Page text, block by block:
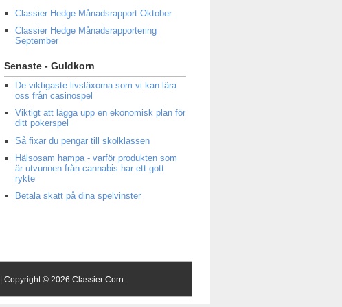
Classier Hedge Månadsrapport Oktober
Classier Hedge Månadsrapportering
September
Senaste - Guldkorn
De viktigaste livsläxorna som vi kan lära
oss från casinospel
Viktigt att lägga upp en ekonomisk plan för
ditt pokerspel
Så fixar du pengar till skolklassen
Hälsosam hampa - varför produkten som
är utvunnen från cannabis har ett gott
rykte
Betala skatt på dina spelvinster
| Copyright © 2026 Classier Corn